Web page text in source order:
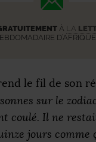
À LA
le fil de son
sur le
coulé. Il ne
jours comme